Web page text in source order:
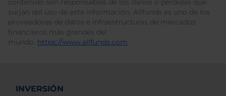
contenido son responsables de los daños o pérdidas que
surjan del uso de esta información. Allfunds es uno de los
proveedores de datos e infraestructuras de mercados
financieros más grandes del
mundo. https://www.allfunds.com.
INVERSIÓN